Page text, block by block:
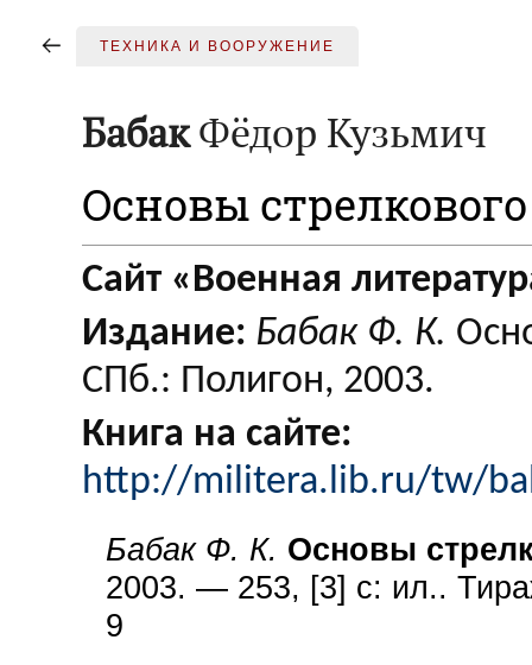
ТЕХНИКА И ВООРУЖЕНИЕ
БабакФёдор Кузьмич
Основы
Сайт «Военная
Издание: Бабак Ф. К.
СПб.: Полигон, 2003.
Книга на сайте:
http://militera.lib.ru/tw/
Бабак Ф. К. Основы
2003. — 253, [3] с: ил..
9